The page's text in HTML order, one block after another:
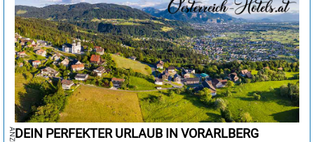
DEIN PERFEKTER URLAUB IN VORARLBERG